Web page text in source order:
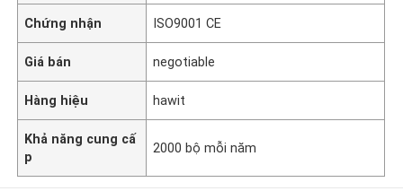
Chứng nhận ISO9001 CE
Giá bán negotiable
Hàng hiệu hawit
Khả năng cung cấ
p
2000 bộ mỗi năm